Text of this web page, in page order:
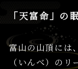
「天富命」の
富山の山頂には
（いんべ）の